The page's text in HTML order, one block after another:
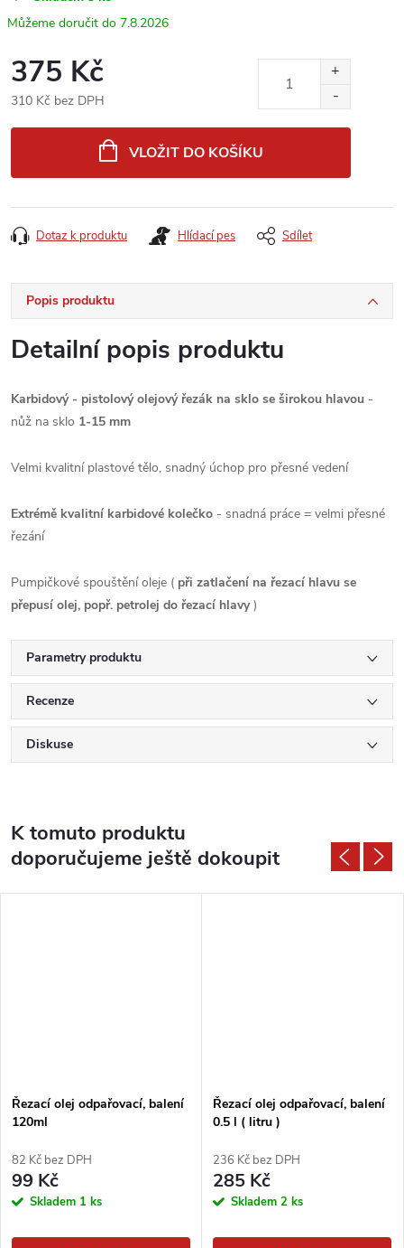
7.8.2026
375 Kč
310 Kč bez DPH
VLOŽIT DO KOŠÍKU
Dotaz k produktu Hlídací pes Sdílet
Popis produktu
Detailní popis produktu
Karbidový - pistolový olejový řezák na sklo se širokou hlavou -
nůž na sklo 1-15 mm
Velmi kvalitní plastové tělo, snadný úchop pro přesné vedení
Extrémě kvalitní karbidové kolečko - snadná práce = velmi přesné
řezání
Pumpičkové spouštění oleje ( při zatlačení na řezací hlavu se
přepusí olej, popř. petrolej do řezací hlavy)
Parametry produktu
Recenze
Diskuse
K tomuto produktu
doporučujeme ještě dokoupit
Řezací olej odpařovací, balení
120ml
82 Kč bez DPH
99 Kč
Skladem 1 ks
Řezací olej odpařovací, balení
0.5 l ( litru )
236 Kč bez DPH
285 Kč
Skladem 2 ks